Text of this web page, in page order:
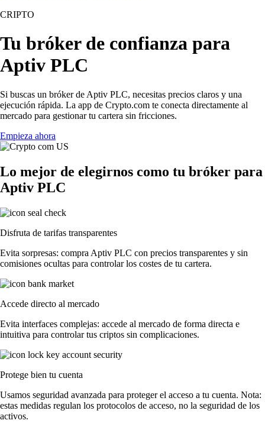
CRIPTO
Tu bróker de confianza para
Aptiv PLC
Si buscas un bróker de Aptiv PLC, necesitas precios claros y una
ejecución rápida. La app de Crypto.com te conecta directamente al
mercado para gestionar tu cartera sin fricciones.
Empieza ahora
Lo mejor de elegirnos como tu bróker para
Aptiv PLC
Disfruta de tarifas transparentes
Evita sorpresas: compra Aptiv PLC con precios transparentes y sin
comisiones ocultas para controlar los costes de tu cartera.
Accede directo al mercado
Evita interfaces complejas: accede al mercado de forma directa e
intuitiva para controlar tus criptos sin complicaciones.
Protege bien tu cuenta
Usamos seguridad avanzada para proteger el acceso a tu cuenta. Nota:
estas medidas regulan los protocolos de acceso, no la seguridad de los
activos.